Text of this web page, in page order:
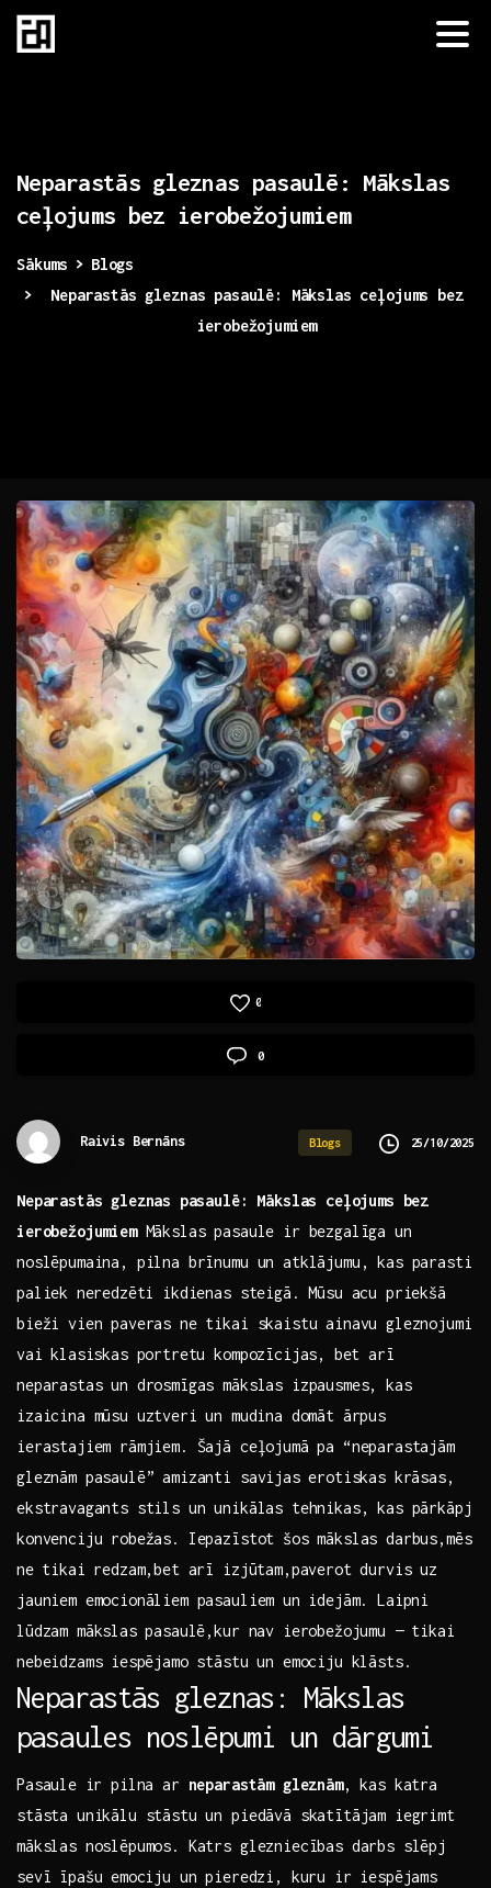
Neparastās gleznas pasaulē:
Mākslas
ceļojums bez ierobežojumiem
Sākums
Blogs
Neparastās gleznas pasaulē: Mākslas ceļojums bez
ierobežojumiem
0
0
Raivis Bernāns Blogs 25/10/2025
Neparastās gleznas⁣ pasaulē: Mākslas ceļojums bez
ierobežojumiemMākslas pasaule ir bezgalīga ⁣un
noslēpumaina, pilna brīnumu ‌un atklājumu, kas parasti
paliek ⁣neredzēti ikdienas steigā. Mūsu acu priekšā
bieži ‌vien paveras ​ne‌ tikai skaistu ainavu gleznojumi
vai ⁤klasiskas portretu kompozīcijas,⁢ bet arī
neparastas un drosmīgas mākslas‍ izpausmes, kas
izaicina mūsu uztveri⁢ un mudina‍ domāt ārpus
‌ierastajiem ‌rāmjiem. Šajā ceļojumā pa “neparastajām
gleznām pasaulē” amizanti savijas⁤ erotiskas krāsas,
ekstravagants stils un unikālas tehnikas, kas pārkāpj
konvenciju robežas. Iepazīstot ​šos ‌mākslas darbus,mēs
‌ne⁤ tikai redzam,bet arī​ izjūtam,paverot durvis⁣ uz
jauniem emocionāliem pasauliem un ⁢idejām. Laipni
lūdzam mākslas⁣ pasaulē,kur ‍nav ierobežojumu — tikai
nebeidzams⁣ iespējamo stāstu un emociju klāsts.
Neparastās ⁤gleznas: Mākslas
pasaules noslēpumi ⁣un dārgumi
Pasaule ⁤ir pilna ar neparastām gleznām, kas katra
stāsta unikālu stāstu un piedāvā skatītājam iegrimt
mākslas noslēpumos. Katrs glezniecības darbs slēpj
sevī īpašu⁣ emociju un pieredzi, kuru ir iespējams‍